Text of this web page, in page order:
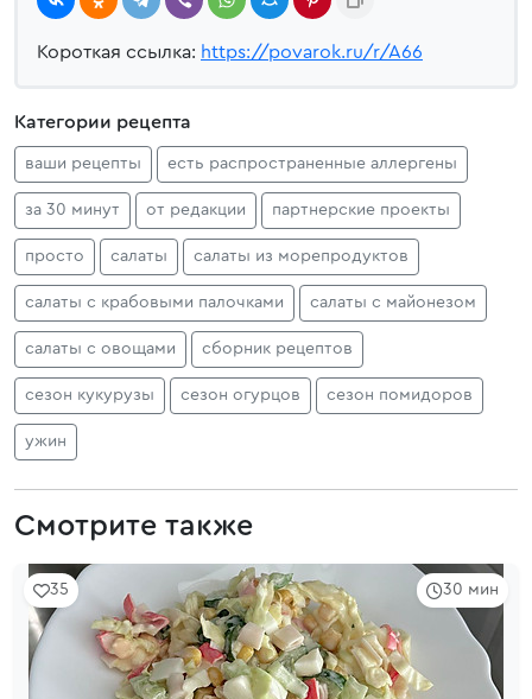
Короткая ссылка: https://povarok.ru/r/A66
Категории рецепта
ваши рецепты есть распространенные аллергены
за 30 минут от редакции партнерские проекты
просто салаты салаты из морепродуктов
салаты с крабовыми палочками салаты с майонезом
салаты с овощами сборник рецептов
сезон кукурузы сезон огурцов сезон помидоров
ужин
Смотрите также
30 мин
35